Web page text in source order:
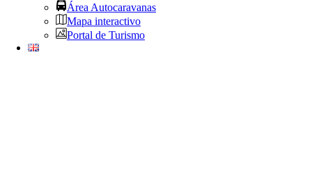
Área Autocaravanas
Mapa interactivo
Portal de Turismo